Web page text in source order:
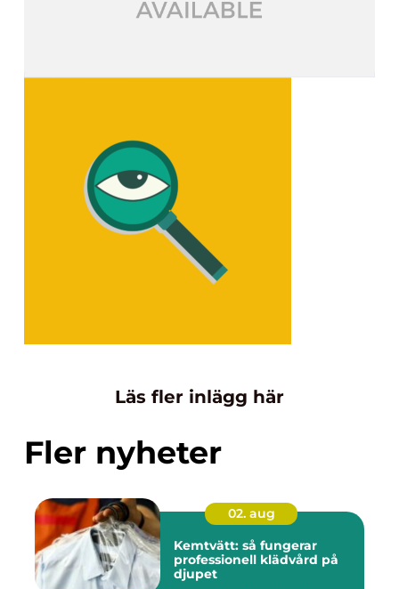
Läs fler inlägg här
Fler nyheter
02. aug
Kemtvätt: så fungerar
professionell klädvård på
djupet